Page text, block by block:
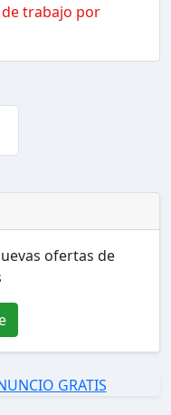
de trabajo por
ofertas de
GRATIS